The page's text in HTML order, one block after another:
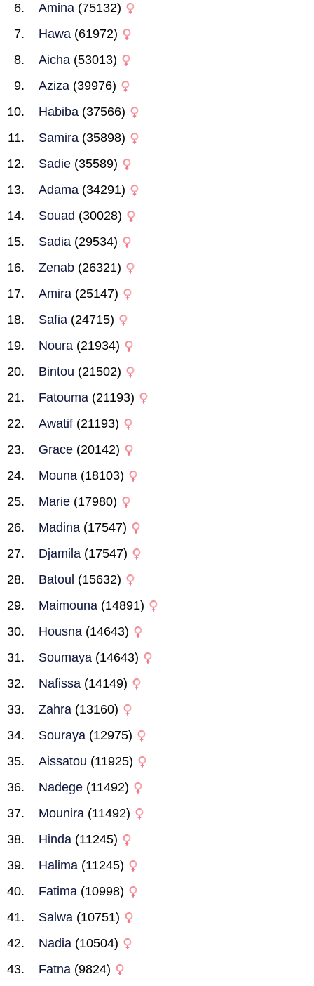
Amina (75132)
Hawa (61972)
Aicha (53013)
Aziza (39976)
Habiba (37566)
Samira (35898)
Sadie (35589)
Adama (34291)
Souad (30028)
Sadia (29534)
Zenab (26321)
Amira (25147)
Safia (24715)
Noura (21934)
Bintou (21502)
Fatouma (21193)
Awatif (21193)
Grace (20142)
Mouna (18103)
Marie (17980)
Madina (17547)
Djamila (17547)
Batoul (15632)
Maimouna (14891)
Housna (14643)
Soumaya (14643)
Nafissa (14149)
Zahra (13160)
Souraya (12975)
Aissatou (11925)
Nadege (11492)
Mounira (11492)
Hinda (11245)
Halima (11245)
Fatima (10998)
Salwa (10751)
Nadia (10504)
Fatna (9824)